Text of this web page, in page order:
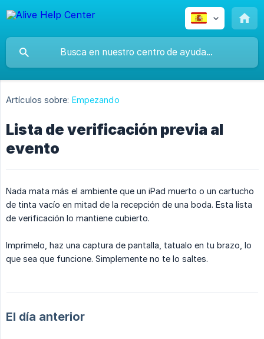
Artículos sobre: Empezando
Lista de verificación previa al
evento
Nada mata más el ambiente que un iPad muerto o un cartucho
de tinta vacío en mitad de la recepción de una boda. Esta lista
de verificación lo mantiene cubierto.
Imprímelo, haz una captura de pantalla, tatualo en tu brazo, lo
que sea que funcione. Simplemente no te lo saltes.
El día anterior